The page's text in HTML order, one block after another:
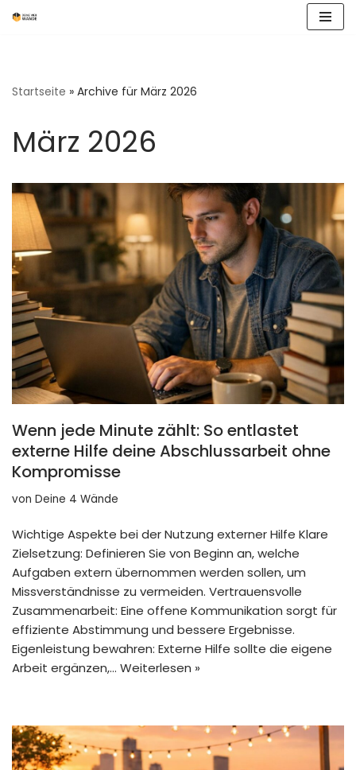
Startseite » Archive für März 2026
März 2026
Wenn jede Minute zählt: So entlastet
externe Hilfe deine Abschlussarbeit ohne
Kompromisse
von Deine 4 Wände
Wichtige Aspekte bei der Nutzung externer Hilfe Klare
Zielsetzung: Definieren Sie von Beginn an, welche
Aufgaben extern übernommen werden sollen, um
Missverständnisse zu vermeiden. Vertrauensvolle
Zusammenarbeit: Eine offene Kommunikation sorgt für
effiziente Abstimmung und bessere Ergebnisse.
Eigenleistung bewahren: Externe Hilfe sollte die eigene
Arbeit ergänzen,… Weiterlesen »